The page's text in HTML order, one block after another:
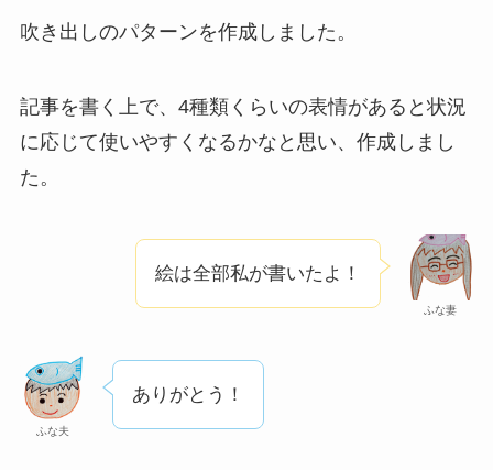
吹き出しのパターンを作成しました。
記事を書く上で、4種類くらいの表情があると状況
に応じて使いやすくなるかなと思い、作成しまし
た。
ふな妻
絵は全部私が書いたよ！
ふな夫
ありがとう！